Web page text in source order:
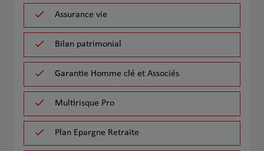
Assurance vie
Bilan patrimonial
Garantie Homme clé et Associés
Multirisque Pro
Plan Epargne Retraite